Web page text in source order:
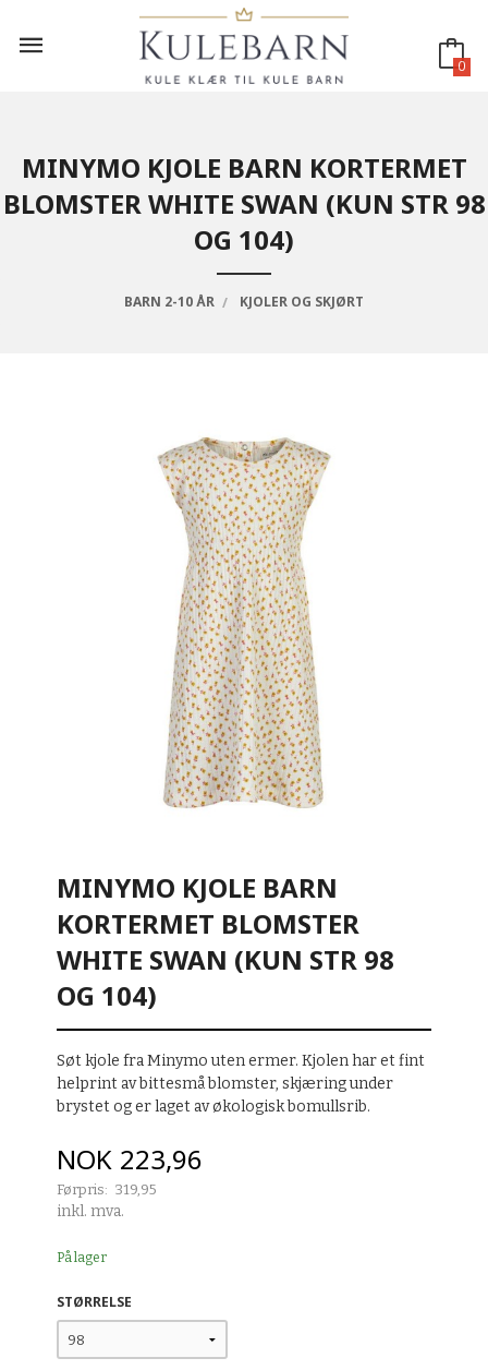
innholdet
0
MINYMO KJOLE BARN KORTERMET
BLOMSTER WHITE SWAN (KUN STR 98
OG 104)
BARN 2-10 ÅR KJOLER OG SKJØRT
MINYMO KJOLE BARN
KORTERMET BLOMSTER
WHITE SWAN (KUN STR 98
OG 104)
Søt kjole fra Minymo uten ermer. Kjolen har et fint
helprint av bittesmå blomster, skjæring under
brystet og er laget av økologisk bomullsrib.
Tilbud
NOK 223,96
Førpris: 319,95
Rabatt
inkl. mva.
På lager
STØRRELSE